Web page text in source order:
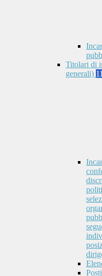
Titolari di
generali) 11